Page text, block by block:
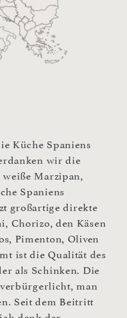
Küche Spaniens
wir die
Marzipan,
Spaniens
großartige direkte
Chorizo, den Käsen
Pimenton, Oliven
ist die Qualität des
als Schinken. Die
man
Seit dem Beitritt